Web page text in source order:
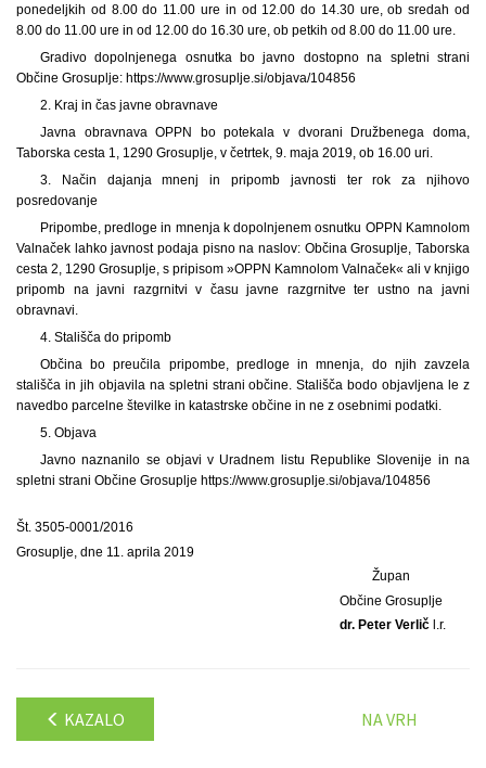
ponedeljkih od 8.00 do 11.00 ure in od 12.00 do 14.30 ure, ob sredah od
8.00 do 11.00 ure in od 12.00 do 16.30 ure, ob petkih od 8.00 do 11.00 ure.
Gradivo dopolnjenega osnutka bo javno dostopno na spletni strani
Občine Grosuplje: https://www.grosuplje.si/objava/104856
2. Kraj in čas javne obravnave
Javna obravnava OPPN bo potekala v dvorani Družbenega doma,
Taborska cesta 1, 1290 Grosuplje, v četrtek, 9. maja 2019, ob 16.00 uri.
3. Način dajanja mnenj in pripomb javnosti ter rok za njihovo
posredovanje
Pripombe, predloge in mnenja k dopolnjenem osnutku OPPN Kamnolom
Valnaček lahko javnost podaja pisno na naslov: Občina Grosuplje, Taborska
cesta 2, 1290 Grosuplje, s pripisom »OPPN Kamnolom Valnaček« ali v knjigo
pripomb na javni razgrnitvi v času javne razgrnitve ter ustno na javni
obravnavi.
4. Stališča do pripomb
Občina bo preučila pripombe, predloge in mnenja, do njih zavzela
stališča in jih objavila na spletni strani občine. Stališča bodo objavljena le z
navedbo parcelne številke in katastrske občine in ne z osebnimi podatki.
5. Objava
Javno naznanilo se objavi v Uradnem listu Republike Slovenije in na
spletni strani Občine Grosuplje https://www.grosuplje.si/objava/104856
Št. 3505-0001/2016
Grosuplje, dne 11. aprila 2019
Župan
Občine Grosuplje
dr. Peter Verličl.r.
KAZALO NA VRH